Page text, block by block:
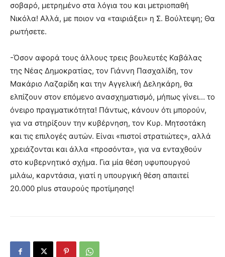
σοβαρό, μετρημένο στα λόγια του και μετριοπαθή
Νικόλα! Αλλά, με ποιον να «ταιριάξει» η Σ. Βούλτεψη; Θα
ρωτήσετε.
-Όσον αφορά τους άλλους τρεις βουλευτές Καβάλας
της Νέας Δημοκρατίας, τον Γιάννη Πασχαλίδη, τον
Μακάριο Λαζαρίδη και την Αγγελική Δεληκάρη, θα
ελπίζουν στον επόμενο ανασχηματισμό, μήπως γίνει… το
όνειρο πραγματικότητα! Πάντως, κάνουν ότι μπορούν,
για να στηρίξουν την κυβέρνηση, τον Κυρ. Μητσοτάκη
και τις επιλογές αυτών. Είναι «πιστοί στρατιώτες», αλλά
χρειάζονται και άλλα «προσόντα», για να ενταχθούν
στο κυβερνητικό σχήμα. Για μία θέση υφυπουργού
μιλάω, καρντάσια, γιατί η υπουργική θέση απαιτεί
20.000 plus σταυρούς προτίμησης!